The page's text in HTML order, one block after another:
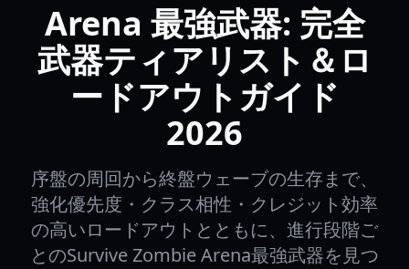
Arena 最強武器: 完全
武器ティアリスト＆ロ
ードアウトガイド
2026
序盤の周回から終盤ウェーブの生存まで、
強化優先度・クラス相性・クレジット効率
の高いロードアウトとともに、進行段階ご
とのSurvive Zombie Arena最強武器を見つ